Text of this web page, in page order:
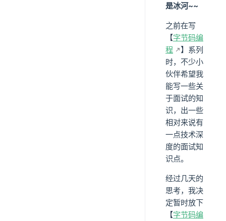
是冰河~~
之前在写
【字节码编
程
】系列
时，不少小
伙伴希望我
能写一些关
于面试的知
识，出一些
相对来说有
一点技术深
度的面试知
识点。
经过几天的
思考，我决
定暂时放下
【字节码编